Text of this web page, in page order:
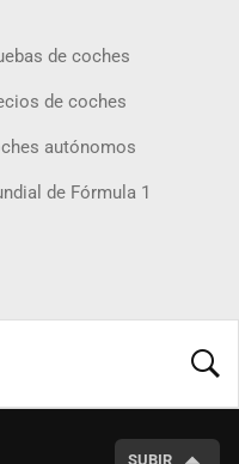
de coches
de coches
autónomos
de Fórmula 1
SUBIR